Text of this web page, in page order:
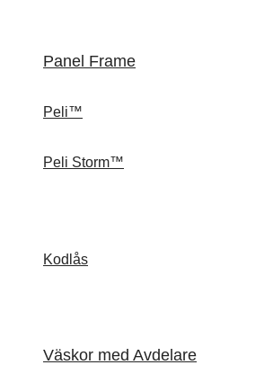
Panel Frame
Peli™
Peli Storm™
Kodlås
Väskor med Avdelare